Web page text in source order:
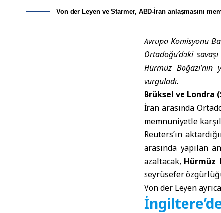
Von der Leyen ve Starmer, ABD-İran anlaşmasını
Avrupa Komisyonu
Ortadoğu’daki
Hürmüz
vurguladı.
Brüksel ve Londra
İran arasında
memnuniyetle
Reuters’ın
arasında yapılan
azaltacak, Hürmüz
seyrüsefer
Von der Leyen